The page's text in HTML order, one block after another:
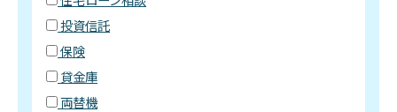
投資信託
保険
貸金庫
両替機